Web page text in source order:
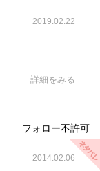
2019.02.22
詳細をみる
フォロー不許可
2014.02.06